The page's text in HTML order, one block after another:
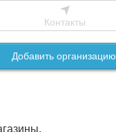
Контакты
Добавить организацию